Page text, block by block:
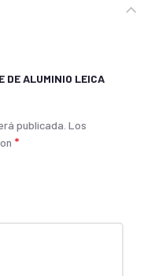
DE ALUMINIO LEICA
publicada. Los
*